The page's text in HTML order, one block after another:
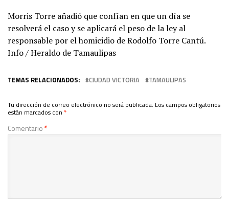
Morris Torre añadió que confían en que un día se
resolverá el caso y se aplicará el peso de la ley al
responsable por el homicidio de Rodolfo Torre Cantú.
Info / Heraldo de Tamaulipas
TEMAS RELACIONADOS: CIUDAD VICTORIA TAMAULIPAS
Tu dirección de correo electrónico no será publicada. Los campos obligatorios
están marcados con *
Comentario*